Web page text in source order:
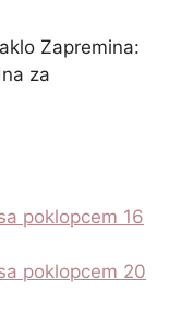
Zapremina:
za
poklopcem 16
poklopcem 20